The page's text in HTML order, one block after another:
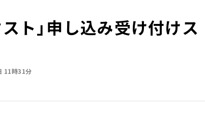
ト」申し込み受け付けス
11時31分